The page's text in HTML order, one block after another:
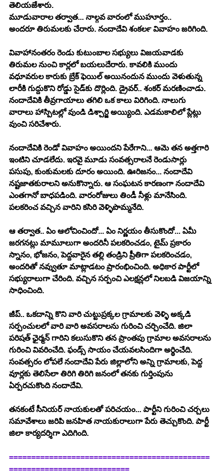
తెలియజేశారు.
మూడువారాల తర్వాత... నాల్గవ వారంలో ముహూర్తం..
అందరూ తిరుమలకు చేరారు. నందాదేవి శంకర్‍ల వివాహం జరిగింది.
వివాహానంతరం రెండు కుటుంబాల సభ్యులు విజయవాడకు
తిరుమల నుంచి కార్లలో బయలుదేరారు. కావలికి ముందు
వధూవరుల కారుకు బ్రేక్ ఫెయిల్ అయినందున ముందు వెళుతున్న
లారీకి గుద్దుకొని రోడ్డు సైడ్‍కు దొర్లింది. డ్రైవర్.. శంకర్ మరణించాడు.
నందాదేవికి తీవ్రగాయాలు తగిలి ఒక కాలు విరిగింది. నాలుగు
వారాలు హాస్పిటల్లో వుండి డిశ్చార్జి అయ్యింది. ఎడమకాలిలో ప్లేట్లు
వుంచి సరిచేశారు.
నందాదేవికి రెండో వివాహం అయిందని పేరేగాని... ఆమె తన అత్తగారి
ఇంటిని చూడలేదు. ఇరవై మూడు సంవత్సరాలనే రెండుసార్లు
పసుపు, కుంకుమలకు దూరం అయింది. ఊరిజనం... నందాదేవి
నష్టజాతకురాలని అనుకొన్నారు. ఆ సంఘటన కారణంగా నందాదేవి
ఎంతగానో బాధపడింది. వారంరోజులు తిండీ నీళ్లు మానేసింది.
పలకరించ వచ్చిన వారిని కసిరి వెళ్ళిపొమ్మనేది.
ఆ తర్వాత.. ఏం ఆలోచించిందో... ఏం నిర్ణయం తీసుకొందో... ఏమీ
జరగనట్లు మామూలుగా అందరినీ పలకరించడం, టైమ్ ప్రకారం
స్నానం, భోజనం, పెద్దవారైన తల్లి తండ్రిని ప్రీతిగా పలకరించడం,
అందరితో నవ్వుతూ మాట్లాడటం ప్రారంభించింది. అధికార పార్టీలో
సభ్యురాలుగా చేరింది. వచ్చిన సర్పంచి ఎలక్షన్లలో నిలబడి విజయాన్ని
సాధించింది.
జీప్.. ఒకదాన్ని కొని వారి చుట్టుప్రక్కల గ్రామాలకు వెళ్ళి అక్కడి
సర్పంచులలో వారి వారి అవసరాలను గురించి చర్చించేది. జిలా
పరిషత్ ఛైర్మన్ గారిని కలుసుకొని తన ప్రాంతపు గ్రామాల అవసరాలను
గురించి వివరించేది. ఫండ్స్ సాయం చేయవలసిందిగా అర్థించేది.
సంవత్సరం లోపలే నందాదేవి పేరు జిల్లాలోని అన్ని గ్రామాలకు, పెద్ద
వూర్లకు తెలిసేలా తిరిగి తిరిగి జనంలో తనకు గుర్తింపును
ఏర్పరచుకొంది నందాదేవి.
తనకంటే సీనియర్ నాయకులతో పరిచయం... పార్టీని గురించి చర్చలు
సమావేశాలు జరిపి జనహిత నాయకురాలుగా పేరు తెచ్చుకొంది. పార్టీ
జిలా కార్యదర్శిగా ఎదిగింది.
=============================================
===========================